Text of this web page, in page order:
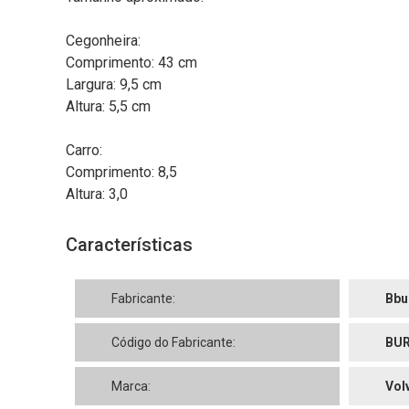
Cegonheira:
Comprimento: 43 cm
Largura: 9,5 cm
Altura: 5,5 cm
Carro:
Comprimento: 8,5
Altura: 3,0
Características
Fabricante:
Código do Fabricante:
Marca: